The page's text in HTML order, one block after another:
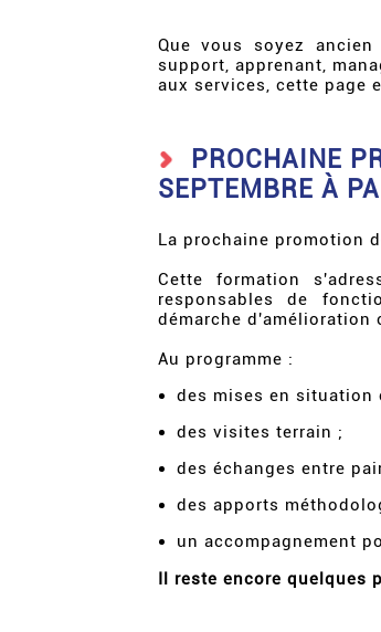
Que vous soyez
support, apprenant,
aux services, cette page
PROCHAINE
SEPTEMBRE À
La prochaine promotion
Cette formation
responsables de
démarche d'amélioration
Au programme :
des mises en situation
des visites terrain ;
des échanges entre
des apports
un accompagnement
Il reste encore quelques